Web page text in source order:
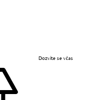
Dozvíte se včas